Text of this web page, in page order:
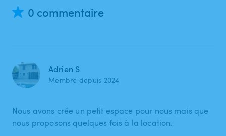
0 commentaire
Adrien S
Membre depuis 2024
Nous avons crée un petit espace pour nous mais que
nous proposons quelques fois à la location.